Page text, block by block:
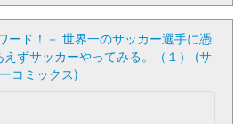
ード！－ 世界一のサッカー選手に憑
ずサッカーやってみる。（１） (サ
コミックス)